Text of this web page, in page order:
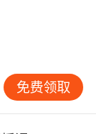
的未来发展
性和包容性
能会进一步
。同时，随
展，字母在
王国是一个
免费领取